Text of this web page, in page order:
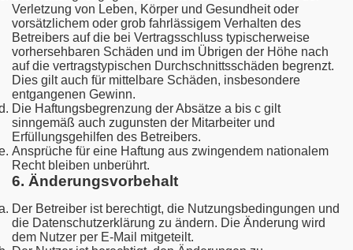
Verletzung von Leben, Körper und Gesundheit oder
vorsätzlichem oder grob fahrlässigem Verhalten des
Betreibers auf die bei Vertragsschluss typischerweise
vorhersehbaren Schäden und im Übrigen der Höhe nach
auf die vertragstypischen Durchschnittsschäden begrenzt.
Dies gilt auch für mittelbare Schäden, insbesondere
entgangenen Gewinn.
Die Haftungsbegrenzung der Absätze a bis c gilt
sinngemäß auch zugunsten der Mitarbeiter und
Erfüllungsgehilfen des Betreibers.
Ansprüche für eine Haftung aus zwingendem nationalem
Recht bleiben unberührt.
6. Änderungsvorbehalt
Der Betreiber ist berechtigt, die Nutzungsbedingungen und
die Datenschutzerklärung zu ändern. Die Änderung wird
dem Nutzer per E-Mail mitgeteilt.